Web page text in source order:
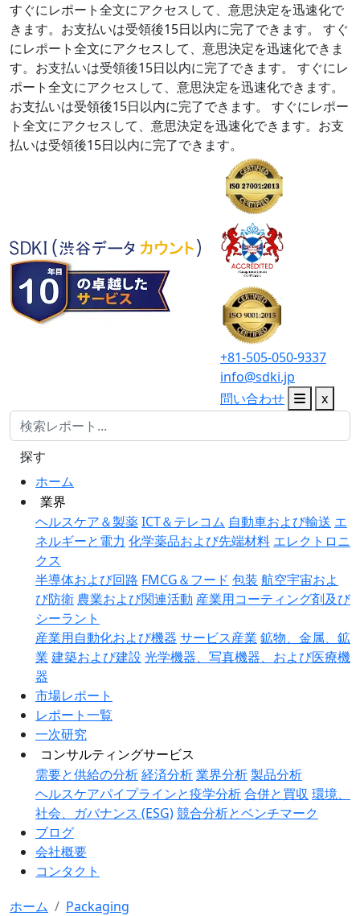
すぐにレポート全文にアクセスして、意思決定を迅速化で
きます。お支払いは受領後15日以内に完了できます。
すぐ
にレポート全文にアクセスして、意思決定を迅速化できま
す。お支払いは受領後15日以内に完了できます。
すぐにレ
ポート全文にアクセスして、意思決定を迅速化できます。
お支払いは受領後15日以内に完了できます。
すぐにレポー
ト全文にアクセスして、意思決定を迅速化できます。お支
払いは受領後15日以内に完了できます。
+81-505-050-9337
info@sdki.jp
問い合わせ
x
ホーム
業界
ヘルスケア＆製薬ICT＆テレコム 自動車および輸送 エ
ネルギーと電力 化学薬品および先端材料 エレクトロニ
クス
半導体および回路 FMCG＆フード 包装 航空宇宙およ
び防衛 農業および関連活動 産業用コーティング剤及び
シーラント
産業用自動化および機器 サービス産業 鉱物、金属、鉱
業 建築および建設 光学機器、写真機器、および医療機
器
市場レポート
レポート一覧
一次研究
コンサルティングサービス
需要と供給の分析経済分析業界分析製品分析
ヘルスケアパイプラインと疫学分析合併と買収 環境、
社会、ガバナンス (ESG)競合分析とベンチマーク
ブログ
会社概要
コンタクト
探す
ホーム
Packaging